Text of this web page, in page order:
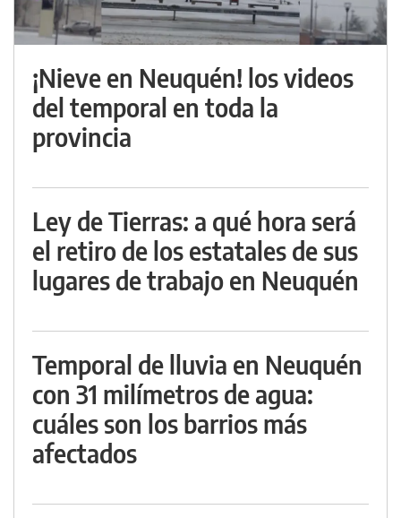
¡Nieve en Neuquén! los videos
del temporal en toda la
provincia
Ley de Tierras: a qué hora será
el retiro de los estatales de sus
lugares de trabajo en Neuquén
Temporal de lluvia en Neuquén
con 31 milímetros de agua:
cuáles son los barrios más
afectados